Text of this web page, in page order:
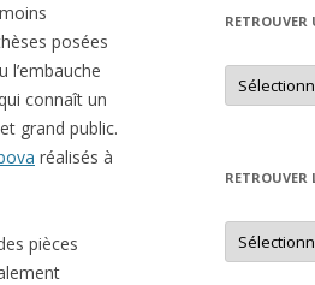
posées
connaît un
grand public.
réalisés à
pièces
Retrouver
un
article
RETROUVER
Retrouver
les
articles